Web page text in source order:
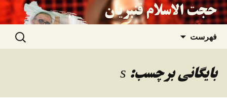
حجت الاسلام قنبریان
فهرست
نوشته‌ها
جستجو
برای:
بایگانی برچسب: s